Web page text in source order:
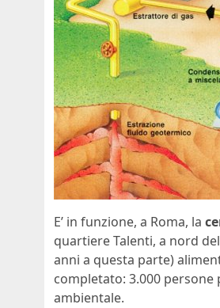
E’ in funzione, a Roma, la
quartiere Talenti, a nord
anni a questa parte)
completato: 3.000
ambientale.